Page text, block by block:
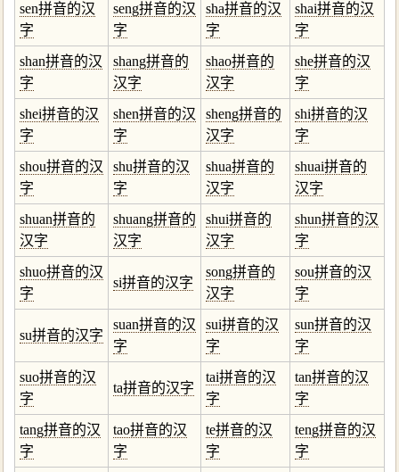
sen拼音的汉
字
seng拼音的汉
字
sha拼音的汉
字
shai拼音的汉
字
shan拼音的汉
字
shang拼音的
汉字
shao拼音的
汉字
she拼音的汉
字
shei拼音的汉
字
shen拼音的汉
字
sheng拼音的
汉字
shi拼音的汉
字
shou拼音的汉
字
shu拼音的汉
字
shua拼音的
汉字
shuai拼音的
汉字
shuan拼音的
汉字
shuang拼音的
汉字
shui拼音的
汉字
shun拼音的汉
字
shuo拼音的汉
字
si拼音的汉字
song拼音的
汉字
sou拼音的汉
字
su拼音的汉字
suan拼音的汉
字
sui拼音的汉
字
sun拼音的汉
字
suo拼音的汉
字
ta拼音的汉字
tai拼音的汉
字
tan拼音的汉
字
tang拼音的汉
字
tao拼音的汉
字
te拼音的汉
字
teng拼音的汉
字